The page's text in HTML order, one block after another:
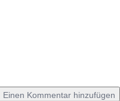
Einen Kommentar hinzufügen